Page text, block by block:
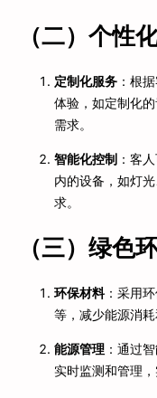
（二）个性
定制化服务 ：根
体验，如定制化
需求。
智能化控制 ：客
内的设备，如灯
求。
（三）绿色
环保材料：采用
等，减少能源消
能源管理 ：通过
实时监测和管理，